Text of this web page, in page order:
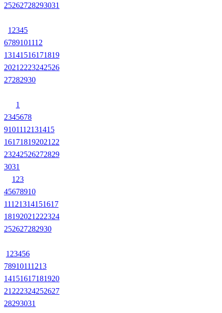
25262728293031
1 2345
6789101112
13141516171819
2021 2223242526
27282930
1
2345678
9101112131415
161718192021 22
23242526272829
3031
1 23
45678910
11121314151617
18192021 222324
252627282930
1 23456
78910111213
14151617181920
21 222324252627
28293031